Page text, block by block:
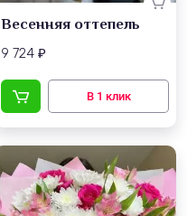
Весенняя оттепель
9 724 ₽